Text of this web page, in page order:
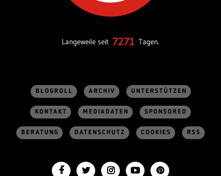
Langeweile seit 7271 Tagen.
BLOGROLL ARCHIV UNTERSTÜTZEN
KONTAKT MEDIADATEN SPONSORED
BERATUNG DATENSCHUTZ COOKIES RSS